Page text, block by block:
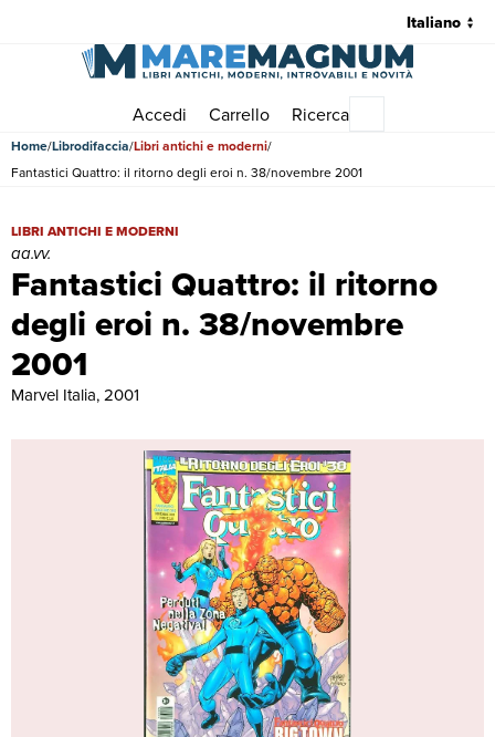
Accedi Carrello Ricerca
Home Librodifaccia Libri antichi e moderni
Fantastici Quattro: il ritorno degli eroi n. 38/novembre 2001
Fantastici Quattro: il ritorno
degli eroi n. 38/novembre
2001
Fantastici Quattro: il ritorno degli eroi n. 38/novembre 2001 | Libri
LIBRI ANTICHI E MODERNI
aa.vv.
Marvel Italia, 2001